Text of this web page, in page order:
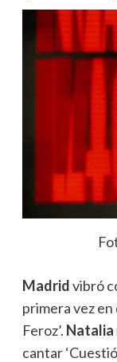
Madridvibró
primera vez
Feroz’. Natalia
cantar